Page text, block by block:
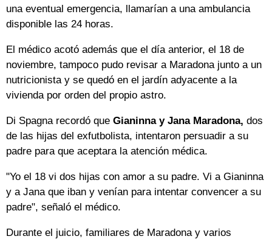
una eventual emergencia, llamarían a una ambulancia
disponible las 24 horas.
El médico acotó además que el día anterior, el 18 de
noviembre, tampoco pudo revisar a Maradona junto a un
nutricionista y se quedó en el jardín adyacente a la
vivienda por orden del propio astro.
Di Spagna recordó que Gianinna y Jana Maradona, dos
de las hijas del exfutbolista, intentaron persuadir a su
padre para que aceptara la atención médica.
"Yo el 18 vi dos hijas con amor a su padre. Vi a Gianinna
y a Jana que iban y venían para intentar convencer a su
padre", señaló el médico.
Durante el juicio, familiares de Maradona y varios